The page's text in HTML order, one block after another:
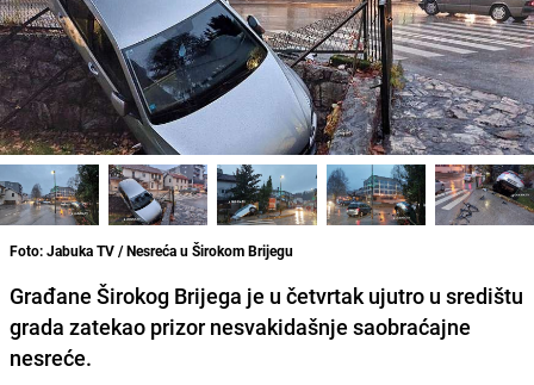
Foto: Jabuka TV / Nesreća u Širokom Brijegu
Građane Širokog Brijega je u četvrtak ujutro u središtu
grada zatekao prizor nesvakidašnje saobraćajne
nesreće.